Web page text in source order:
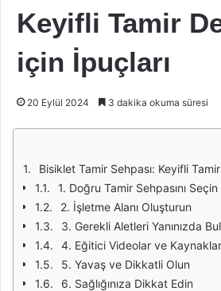
Keyifli Tamir
için İpuçları
20 Eylül 2024 3 dakika okuma süresi
Bisiklet Tamir Sehpası: Keyifli
1. Doğru Tamir Sehpasını Seçin
2. İşletme Alanı Oluşturun
3. Gerekli Aletleri Yanınızda
4. Eğitici Videolar ve
5. Yavaş ve Dikkatli Olun
6. Sağlığınıza Dikkat Edin